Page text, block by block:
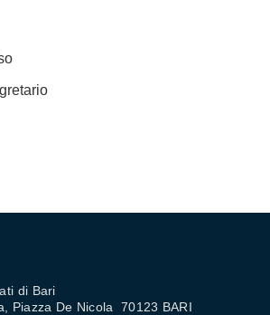
di Bari
Piazza De Nicola 70123 BARI